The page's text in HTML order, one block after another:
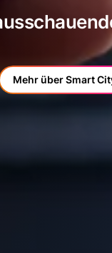
Mehr über Smart